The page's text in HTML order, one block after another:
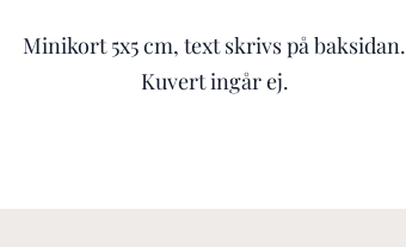
Minikort 5x5 cm, text skrivs på baksidan.
Kuvert ingår ej.